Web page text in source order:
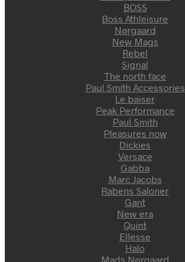
BOSS
Boss Athleisure
Nørgaard
New Mags
Rebel
Signal
The north face
Paul Smith Accessories
Le baiser
Peak Performance
Paul Smith
Pleasures now
Dickies
Versace
Gabba
Marc Jacobs
Rabens Saloner
Gant
New era
Quint
Ellesse
Halo
Mads Nørgaard